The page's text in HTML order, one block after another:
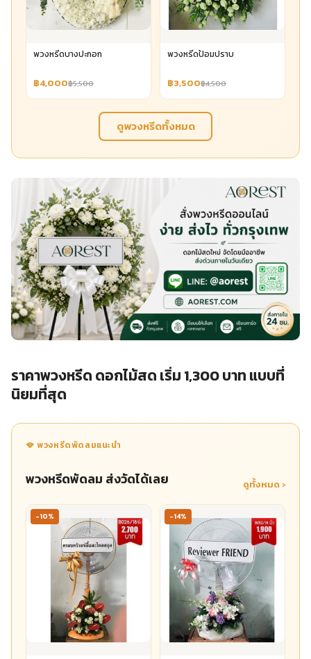
พวงหรีดบางปะกอก
฿4,000฿5,500
พวงหรีดป้อมปราบ
฿3,500฿4,500
ดูพวงหรีดทั้งหมด
ราคาพวงหรีด ดอกไม้สด เริ่ม 1,300 บาท แบบที่
นิยมที่สุด
🪭 พวงหรีดพัดลมแนะนำ
พวงหรีดพัดลม ส่งวัดได้เลย ดูทั้งหมด ›
-10% -14%